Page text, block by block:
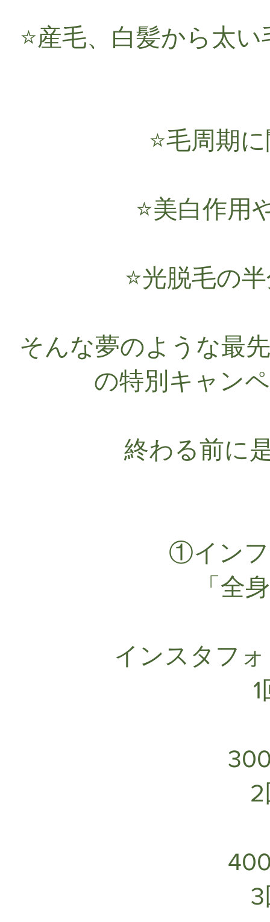
⭐️産毛、白髪から太
⭐️毛周期
⭐️美白作用
⭐️光脱毛の
そんな夢のような最
の特別キャン
終わる前に
①インフ
「全
インスタフ